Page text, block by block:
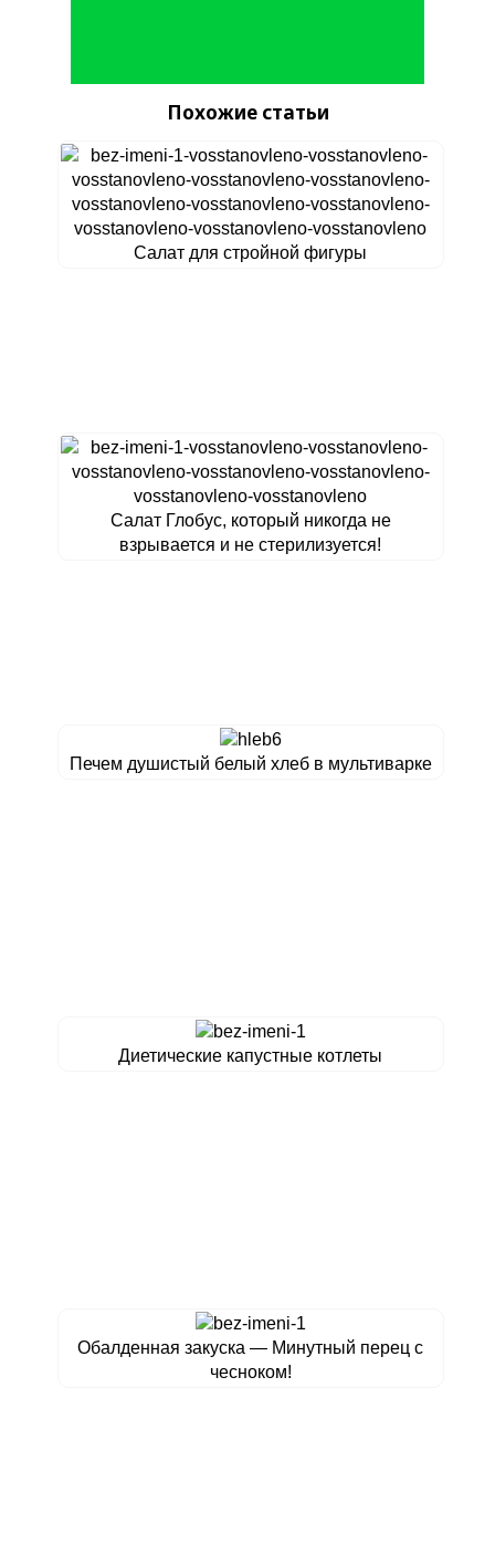
Похожие статьи
Салат для стройной фигуры
Салат Глобус, который никогда не
взрывается и не стерилизуется!
Печем душистый белый хлеб в мультиварке
Диетические капустные котлеты
Обалденная закуска — Минутный перец с
чесноком!